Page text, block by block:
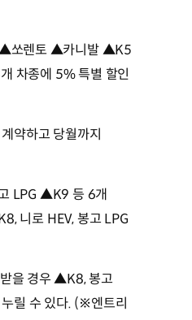
▲쏘렌토 ▲카니발 ▲K5
차종에 5% 특별 할인
약하고 당월까지
LPG ▲K9 등 6개
니로 HEV, 봉고 LPG
받을 경우 ▲K8, 봉고
릴 수 있다. (※엔트리